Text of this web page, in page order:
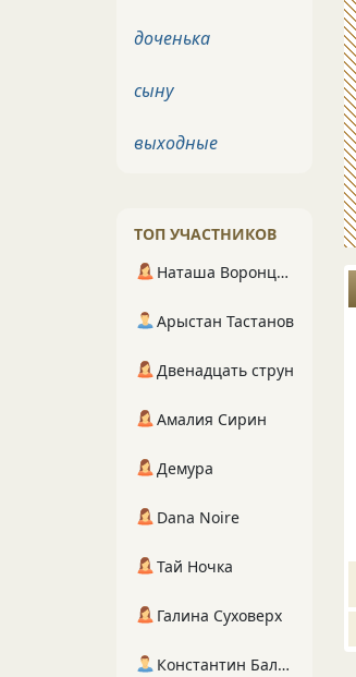
доченька
сыну
выходные
ТОП УЧАСТНИКОВ
Наташа Воронцова
Арыстан Тастанов
Двенадцать струн
Амалия Сирин
Демура
Dana Noire
Тай Ночка
Галина Суховерх
Константин Балухта